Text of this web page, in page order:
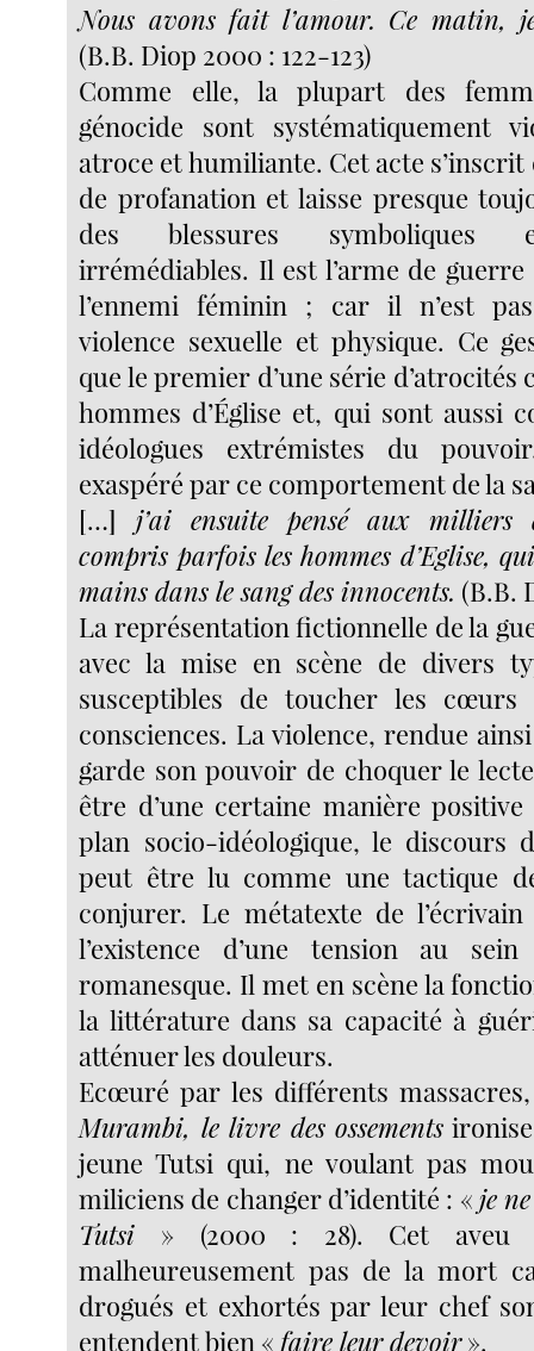
Nous avons fait l’amour. Ce matin,
(B.B. Diop 2000 : 122-123)
Comme elle, la plupart des
génocide sont systématiquement
atroce et humiliante. Cet acte s’inscrit
de profanation et laisse presque
des blessures symboliques
irrémédiables. Il est l’arme de
l’ennemi féminin ; car il n’est
violence sexuelle et physique. Ce
que le premier d’une série d’atrocités
hommes d’Église et, qui sont aussi
idéologues extrémistes du
exaspéré par ce comportement de la
[…] j’ai ensuite pensé aux milliers
compris parfois les hommes d’Eglise,
mains dans le sang des innocents. (B.B.
La représentation fictionnelle de la
avec la mise en scène de divers
susceptibles de toucher les cœurs
consciences. La violence, rendue
garde son pouvoir de choquer le
être d’une certaine manière positive
plan socio-idéologique, le discours
peut être lu comme une tactique
conjurer. Le métatexte de l’écrivain
l’existence d’une tension au
romanesque. Il met en scène la
la littérature dans sa capacité à
atténuer les douleurs.
Ecœuré par les différents
Murambi, le livre des ossements
jeune Tutsi qui, ne voulant pas
miliciens de changer d’identité : « je
Tutsi » (2000 : 28). Cet aveu
malheureusement pas de la mort
drogués et exhortés par leur chef
entendent bien «faire leur devoir».